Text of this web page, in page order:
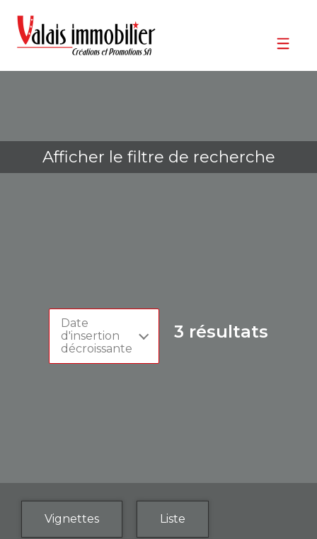
Afficher le filtre de recherche
Date
d'insertion
décroissante
3 résultats
Vignettes Liste